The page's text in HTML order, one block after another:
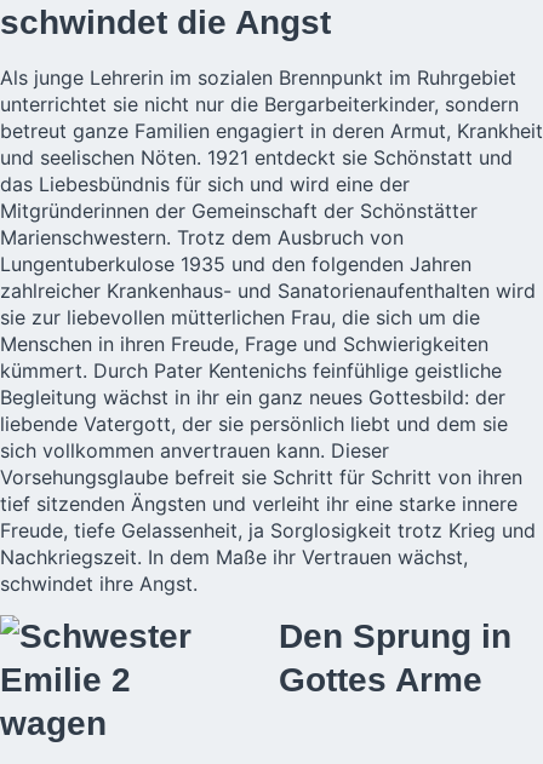
schwindet die Angst
Als junge Lehrerin im sozialen Brennpunkt im Ruhrgebiet
unterrichtet sie nicht nur die Bergarbeiterkinder, sondern
betreut ganze Familien engagiert in deren Armut, Krankheit
und seelischen Nöten. 1921 entdeckt sie Schönstatt und
das Liebesbündnis für sich und wird eine der
Mitgründerinnen der Gemeinschaft der Schönstätter
Marienschwestern. Trotz dem Ausbruch von
Lungentuberkulose 1935 und den folgenden Jahren
zahlreicher Krankenhaus- und Sanatorienaufenthalten wird
sie zur liebevollen mütterlichen Frau, die sich um die
Menschen in ihren Freude, Frage und Schwierigkeiten
kümmert. Durch Pater Kentenichs feinfühlige geistliche
Begleitung wächst in ihr ein ganz neues Gottesbild: der
liebende Vatergott, der sie persönlich liebt und dem sie
sich vollkommen anvertrauen kann. Dieser
Vorsehungsglaube befreit sie Schritt für Schritt von ihren
tief sitzenden Ängsten und verleiht ihr eine starke innere
Freude, tiefe Gelassenheit, ja Sorglosigkeit trotz Krieg und
Nachkriegszeit. In dem Maße ihr Vertrauen wächst,
schwindet ihre Angst.
Den Sprung in
Gottes Arme
wagen